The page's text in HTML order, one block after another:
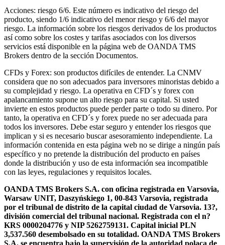
Acciones: riesgo 6/6. Este número es indicativo del riesgo del
producto, siendo 1/6 indicativo del menor riesgo y 6/6 del mayor
riesgo. La información sobre los riesgos derivados de los productos
así como sobre los costes y tarifas asociados con los diversos
servicios está disponible en la página web de OANDA TMS
Brokers dentro de la sección Documentos.
CFDs y Forex: son productos difíciles de entender. La CNMV
considera que no son adecuados para inversores minoristas debido a
su complejidad y riesgo. La operativa en CFD´s y forex con
apalancamiento supone un alto riesgo para su capital. Si usted
invierte en estos productos puede perder parte o todo su dinero. Por
tanto, la operativa en CFD´s y forex puede no ser adecuada para
todos los inversores. Debe estar seguro y entender los riesgos que
implican y si es necesario buscar asesoramiento independiente. La
información contenida en esta página web no se dirige a ningún país
específico y no pretende la distribución del producto en países
donde la distribución y uso de esta información sea incompatible
con las leyes, regulaciones y requisitos locales.
OANDA TMS Brokers S.A. con oficina registrada en Varsovia,
Warsaw UNIT, Daszyńskiego 1, 00-843 Varsovia, registrada
por el tribunal de distrito de la capital ciudad de Varsovia. 13?,
división comercial del tribunal nacional. Registrada con el n?
KRS 0000204776 y NIP 5262759131. Capital inicial PLN
3,537.560 desembolsado en su totalidad. OANDA TMS Brokers